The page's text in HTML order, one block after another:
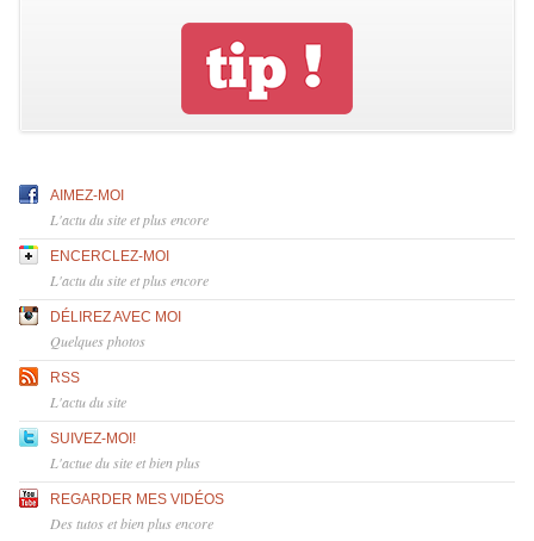
AIMEZ-MOI
L'actu du site et plus encore
ENCERCLEZ-MOI
L'actu du site et plus encore
DÉLIREZ AVEC MOI
Quelques photos
RSS
L'actu du site
SUIVEZ-MOI!
L'actue du site et bien plus
REGARDER MES VIDÉOS
Des tutos et bien plus encore